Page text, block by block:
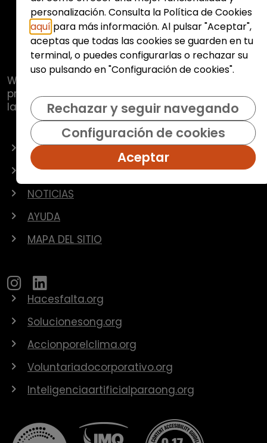
Web de
pretende promover y fomentar la inclusión
laboral de colectivos vulnerables.
OFERTAS
EMPRESAS
NOTICIAS
AYUDA
MAPA DEL SITIO
Hacesfalta.org
Solucionesong.org
Accionporelclima.org
Voluntariadocorporativo.org
Inteligenciaartificialparaong.org
personalización. Consulta la Política de Cookies
aquí para más información. Al pulsar "Aceptar",
aceptas que todas las cookies se guarden en tu
terminal, o puedes configurarlas o rechazar su
uso pulsando en "Configuración de cookies".
Rechazar y seguir navegando
Configuración de cookies
Aceptar